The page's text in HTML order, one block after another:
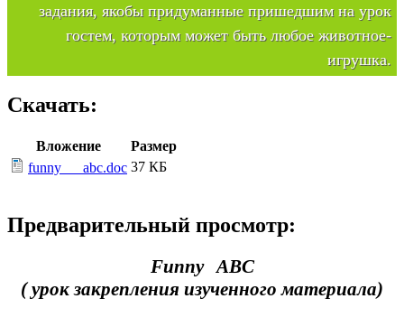
задания, якобы придуманные пришедшим на урок
гостем, которым может быть любое животное-
игрушка.
Скачать:
Вложение
Размер
funny___abc.doc 37 КБ
Предварительный просмотр:
Funny ABC
( урок закрепления изученного материала)